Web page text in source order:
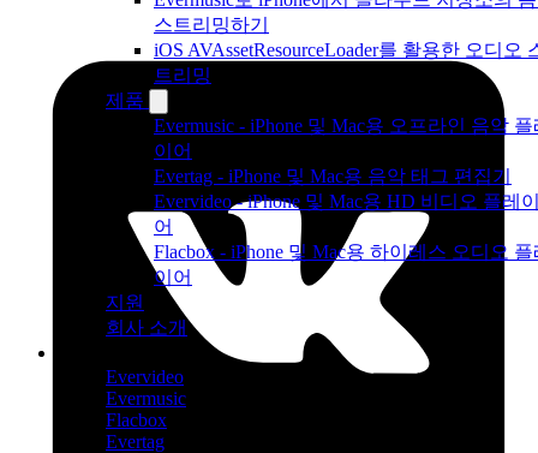
스트리밍하기
iOS AVAssetResourceLoader를 활용한 오디오
트리밍
제품
Evermusic - iPhone 및 Mac용 오프라인 음악 플
이어
Evertag - iPhone 및 Mac용 음악 태그 편집기
Evervideo - iPhone 및 Mac용 HD 비디오 플레
어
Flacbox - iPhone 및 Mac용 하이레스 오디오 플
이어
지원
회사 소개
Evervideo
Evermusic
Flacbox
Evertag